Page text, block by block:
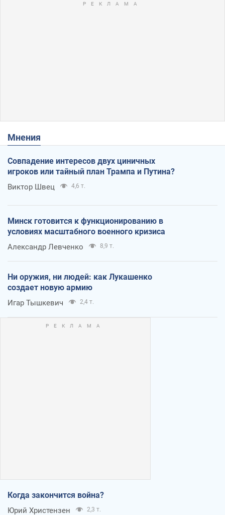
Мнения
Совпадение интересов двух циничных
игроков или тайный план Трампа и Путина?
Виктор Швец 4,6 т.
Минск готовится к функционированию в
условиях масштабного военного кризиса
Александр Левченко 8,9 т.
Ни оружия, ни людей: как Лукашенко
создает новую армию
Игар Тышкевич 2,4 т.
Когда закончится война?
Юрий Христензен 2,3 т.